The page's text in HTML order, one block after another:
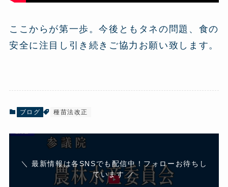
ここからが第一歩。今後ともタネの問題、食の
安全に注目し引き続きご協力お願い致します。
ブログ 種苗法改正
＼ 最新情報は各SNSでも配信中！フォローお待ちし
ています ／